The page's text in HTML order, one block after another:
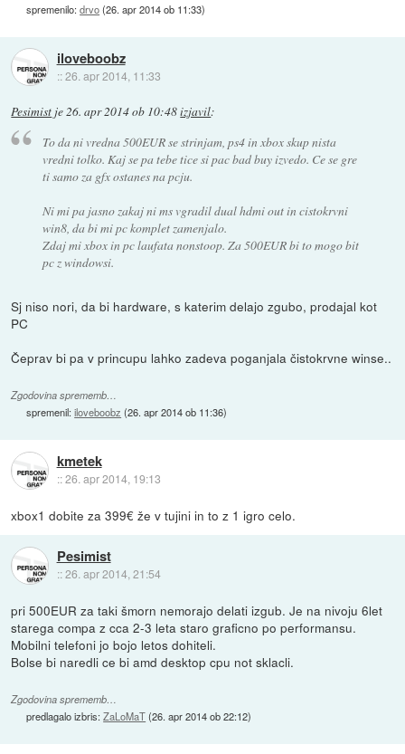
spremenilo:drvo(26. apr 2014 ob 11:33)
iloveboobz
::26. apr 2014, 11:33
Pesimist je26. apr 2014 ob 10:48izjavil:
To da ni vredna 500EUR se strinjam, ps4 in xbox skup nista
vredni tolko. Kaj se pa tebe tice si pac bad buy izvedo. Ce se gre
ti samo za gfx ostanes na pcju.
Ni mi pa jasno zakaj ni ms vgradil dual hdmi out in cistokrvni
win8, da bi mi pc komplet zamenjalo.
Zdaj mi xbox in pc laufata nonstoop. Za 500EUR bi to mogo bit
pc z windowsi.
Sj niso nori, da bi hardware, s katerim delajo zgubo, prodajal kot
PC
Čeprav bi pa v princupu lahko zadeva poganjala čistokrvne winse..
Zgodovina sprememb…
spremenil:iloveboobz (26. apr 2014 ob 11:36)
kmetek
::26. apr 2014, 19:13
xbox1 dobite za 399€ že v tujini in to z 1 igro celo.
Pesimist
::26. apr 2014, 21:54
pri 500EUR za taki šmorn nemorajo delati izgub. Je na nivoju 6let
starega compa z cca 2-3 leta staro graficno po performansu.
Mobilni telefoni jo bojo letos dohiteli.
Bolse bi naredli ce bi amd desktop cpu not sklacli.
Zgodovina sprememb…
predlagalo izbris:ZaLoMaT(26. apr 2014 ob 22:12)